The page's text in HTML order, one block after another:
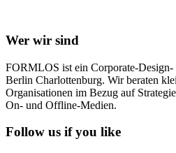
Wer wir sind
FORMLOS ist ein Corporate-
Berlin Charlottenburg. Wir beraten
Organisationen im Bezug auf
On- und Offline-Medien.
Follow us if you like